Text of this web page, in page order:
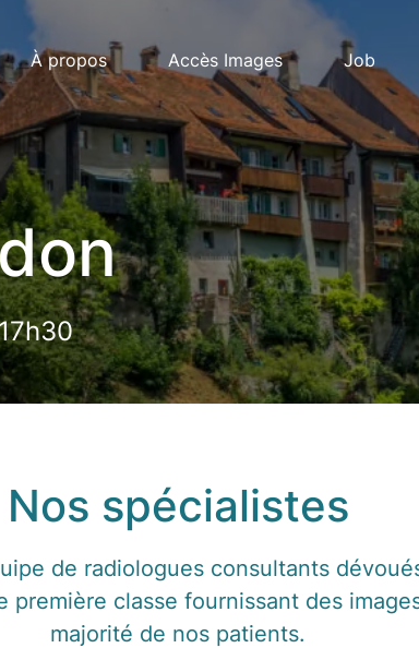
À propos Accès Images Job
en
Télécharger
Remplir en
ligne
ligne
Nos spécialistes
de radiologues consultants
classe fournissant des
majorité de nos patients.